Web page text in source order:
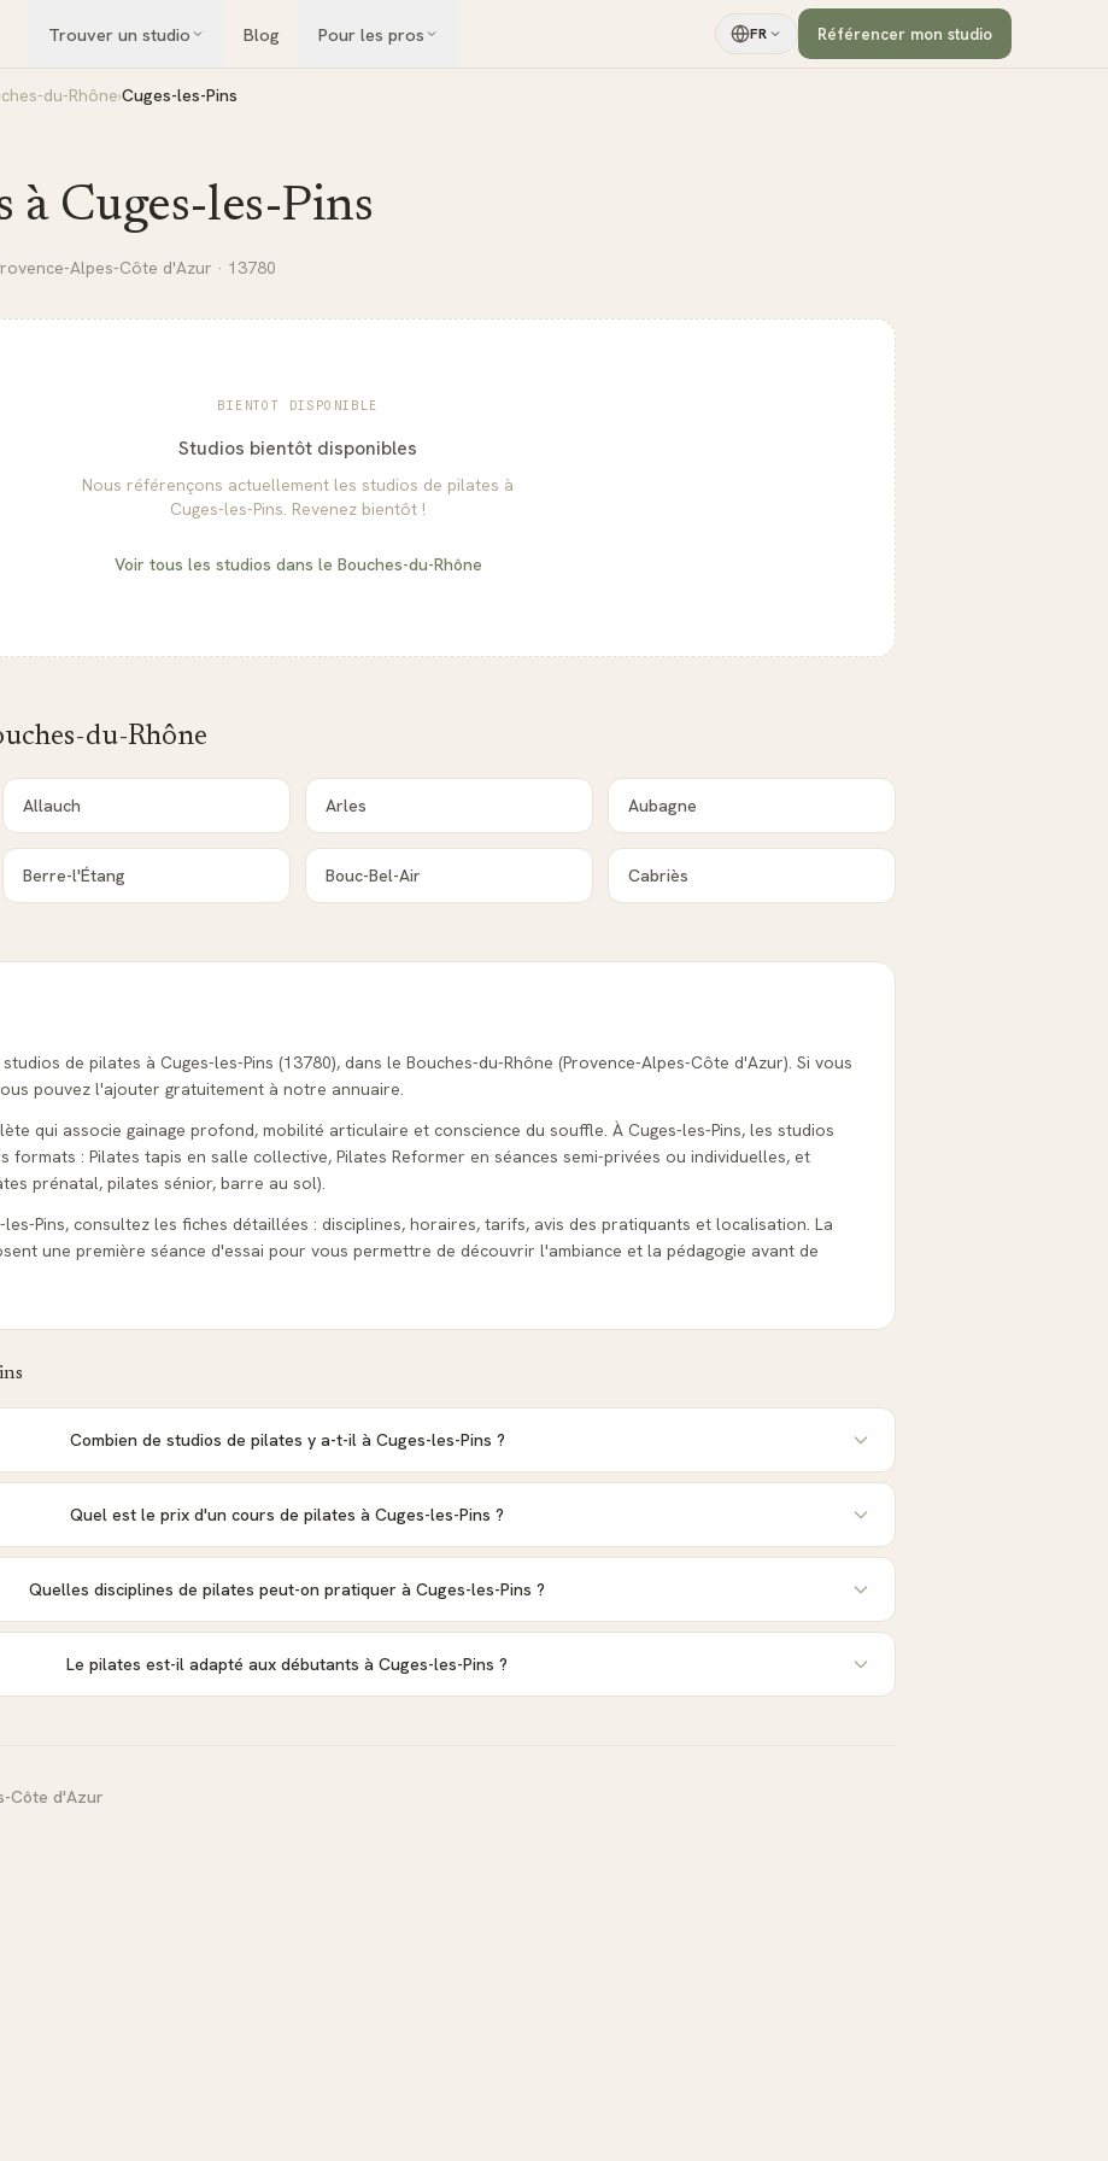
Trouver un studio Blog Pour les pros FR Référencer mon studio
du-Rhône›Cuges-les-Pins
à Cuges-les-Pins
Alpes-Côte d'Azur · 13780
BIENTOT DISPONIBLE
Studios bientôt disponibles
Nous référençons actuellement les studios de pilates à
Cuges-les-Pins. Revenez bientôt !
Voir tous les studios dans le Bouches-du-Rhône
du-Rhône
Allauch Arles Aubagne
Berre-l'Étang Bouc-Bel-Air Cabriès
de pilates à Cuges-les-Pins (13780), dans le Bouches-du-Rhône (Provence-Alpes-Côte d'Azur). Si vous
pouvez l'ajouter gratuitement à notre annuaire.
qui associe gainage profond, mobilité articulaire et conscience du souffle. À Cuges-les-Pins, les studios
formats : Pilates tapis en salle collective, Pilates Reformer en séances semi-privées ou individuelles, et
prénatal, pilates sénior, barre au sol).
Pins, consultez les fiches détaillées : disciplines, horaires, tarifs, avis des pratiquants et localisation. La
une première séance d'essai pour vous permettre de découvrir l'ambiance et la pédagogie avant de
Combien de studios de pilates y a-t-il à Cuges-les-Pins ?
Quel est le prix d'un cours de pilates à Cuges-les-Pins ?
Quelles disciplines de pilates peut-on pratiquer à Cuges-les-Pins ?
Le pilates est-il adapté aux débutants à Cuges-les-Pins ?
Côte d'Azur